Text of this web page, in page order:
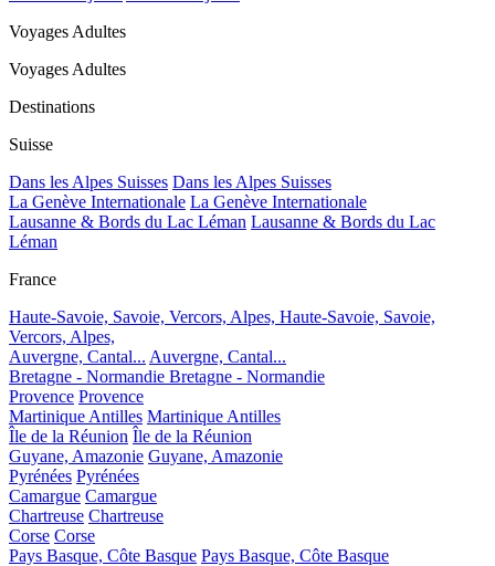
Voyages Adultes
Voyages Adultes
Destinations
Suisse
Dans les Alpes Suisses Dans les Alpes Suisses
La Genève Internationale La Genève Internationale
Lausanne & Bords du Lac Léman Lausanne & Bords du Lac
Léman
France
Haute-Savoie, Savoie, Vercors, Alpes, Haute-Savoie, Savoie,
Vercors, Alpes,
Auvergne, Cantal... Auvergne, Cantal...
Bretagne - Normandie Bretagne - Normandie
Provence Provence
Martinique Antilles Martinique Antilles
Île de la Réunion Île de la Réunion
Guyane, Amazonie Guyane, Amazonie
Pyrénées Pyrénées
Camargue Camargue
Chartreuse Chartreuse
Corse Corse
Pays Basque, Côte Basque Pays Basque, Côte Basque